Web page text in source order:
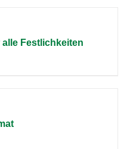
Festlichkeiten